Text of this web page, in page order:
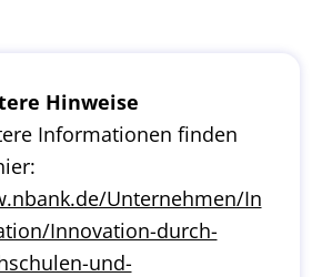
Hinweise
Informationen finden
Unternehmen/In
Innovation-durch-
und-